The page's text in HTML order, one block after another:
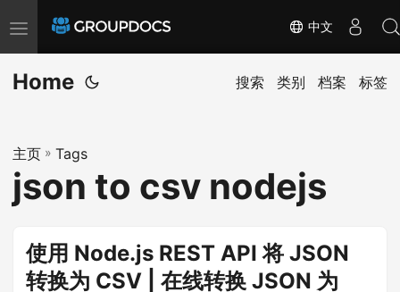
T
o
g
e
n
a
g
中文
Home 搜索 类别 档案 标签
主页 » Tags
json to csv nodejs
使用 Node.js REST API 将 JSON
转换为 CSV | 在线转换 JSON 为